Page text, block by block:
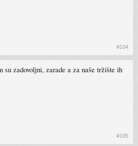
#104
zadovoljni, zarade a za naše tržište ih
#105